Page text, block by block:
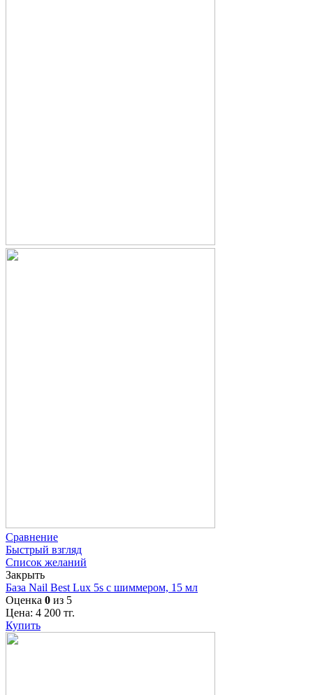
Сравнение
Быстрый взгляд
Список желаний
Закрыть
База Nail Best Lux 5s с шиммером, 15 мл
Оценка 0 из 5
Цена: 4 200 тг.
Купить